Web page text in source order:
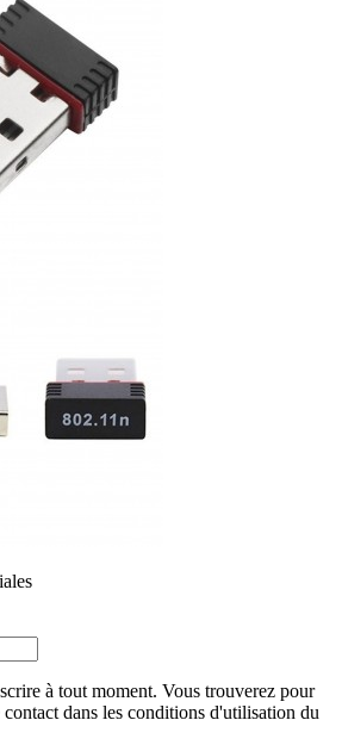
à tout moment. Vous trouverez pour
dans les conditions d'utilisation du